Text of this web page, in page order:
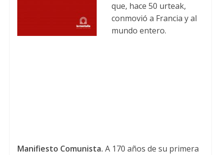
que, hace 50 urteak,
conmovió a Francia y al
mundo entero.
Manifiesto Comunista. A 170 años de su primera